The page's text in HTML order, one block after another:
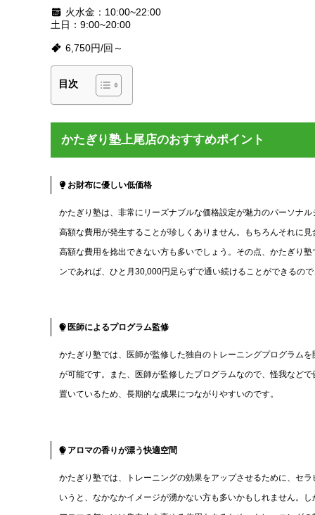
火水金：10:00~22:00
土日：9:00~20:00
6,750円/回～
目次
かたぎり塾上尾店のおすすめポイント
お財布に優しい低価格
かたぎり塾は、非常にリーズナブルな価格設定が魅力のパーソナ
高額な費用が発生することが珍しくありません。もちろんそれに
高額な費用を捻出できない方も多いでしょう。その点、かたぎり
ンであれば、ひと月30,000円足らずで通い続けることができるの
医師によるプログラム監修
かたぎり塾では、医師が監修した独自のトレーニングプログラム
が可能です。また、医師が監修したプログラムなので、怪我など
置いているため、長期的な成果につながりやすいのです。
アロマの香りが漂う快適空間
かたぎり塾では、トレーニングの効果をアップさせるために、セ
いうと、なかなかイメージが湧かない方も多いかもしれません。